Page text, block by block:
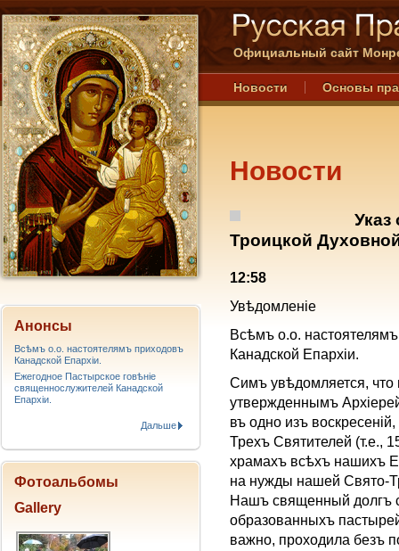
Официальный сайт
Новости Основы
Новости
Указ
Троицкой
12:58
Увѣдомленie
Всѣмъ о.о.
Канадской Епархiи.
Симъ увѣдомляется,
утвержденнымъ
въ одно изъ
Трехъ Святителей (т.е.,
храмахъ всѣхъ нашихъ
на нужды нашей Свято-
Нашъ священный долгъ
образованныхъ
важно, проходила безъ
Анонсы
Всѣмъ о.о. настоятелямъ приходовъ
Канадской Епархiи.
Ежегодное Пастырское говѣніе
священнослужителей Канадской
Епархіи.
Дальше
Фотоальбомы
Gallery